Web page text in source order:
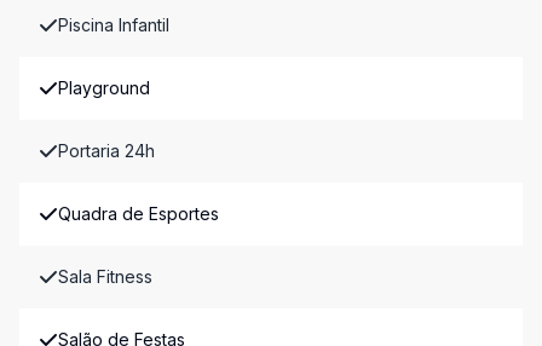
Piscina Infantil
Playground
Portaria 24h
Quadra de Esportes
Sala Fitness
Salão de Festas